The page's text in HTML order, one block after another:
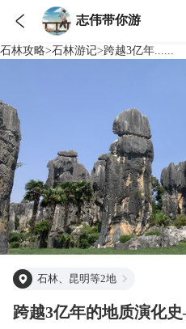
 志伟带你游
石林攻略>石林游记>跨越3亿年......
石林、昆明等2地
跨越3亿年的地质演化